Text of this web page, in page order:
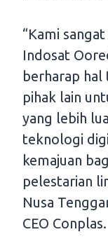
“Kami
Indosat
berharap
pihak lain
yang lebih
teknologi
kemajuan
pelestarian
Nusa
CEO Conplas.